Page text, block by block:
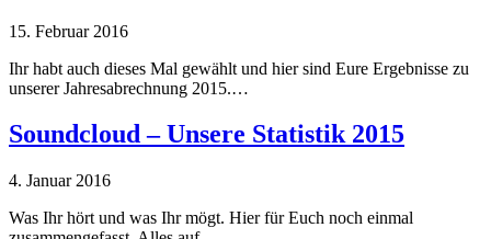
15. Februar 2016
Ihr habt auch dieses Mal gewählt und hier sind Eure Ergebnisse zu
unserer Jahresabrechnung 2015.…
Soundcloud – Unsere Statistik 2015
4. Januar 2016
Was Ihr hört und was Ihr mögt. Hier für Euch noch einmal